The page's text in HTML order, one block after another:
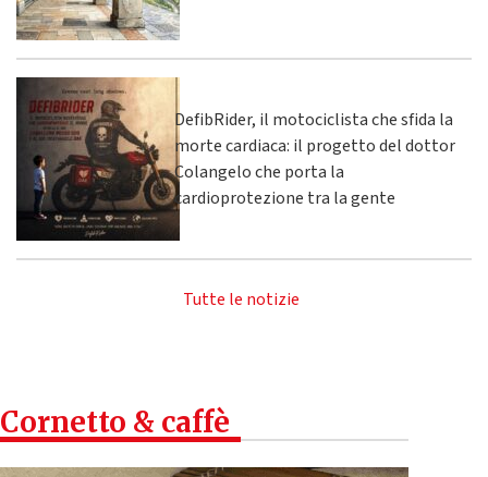
DefibRider, il motociclista che sfida la
morte cardiaca: il progetto del dottor
Colangelo che porta la
cardioprotezione tra la gente
Tutte le notizie
Cornetto & caffè